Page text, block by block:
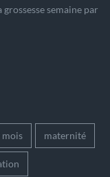
semaine par
mois maternité